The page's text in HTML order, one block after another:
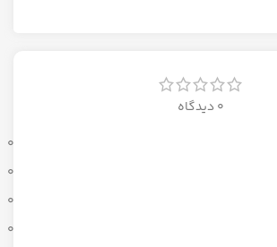
0 دیدگاه
0
0
0
0